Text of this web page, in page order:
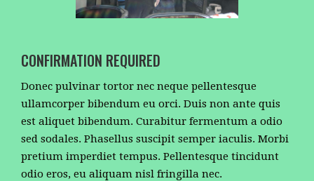
CONFIRMATION REQUIRED
Donec pulvinar tortor nec neque pellentesque
ullamcorper bibendum eu orci. Duis non ante quis
est aliquet bibendum. Curabitur fermentum a odio
sed sodales. Phasellus suscipit semper iaculis. Morbi
pretium imperdiet tempus. Pellentesque tincidunt
odio eros, eu aliquam nisl fringilla nec.